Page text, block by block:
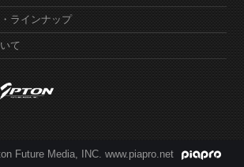
ラインナップ
て
Future Media, INC. www.piapro.net